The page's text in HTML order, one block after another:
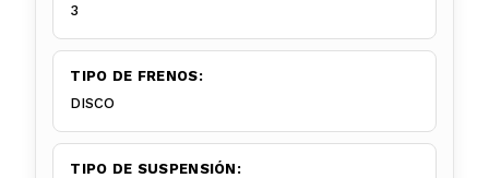
3
TIPO DE FRENOS:
DISCO
TIPO DE SUSPENSIÓN: